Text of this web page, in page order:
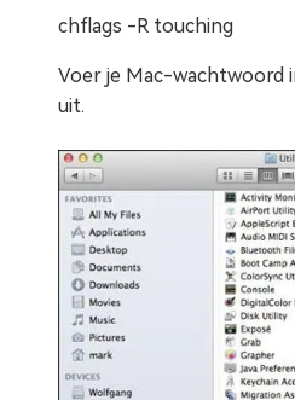
chflags -R touching
Voer je Mac-wachtwoord
uit.